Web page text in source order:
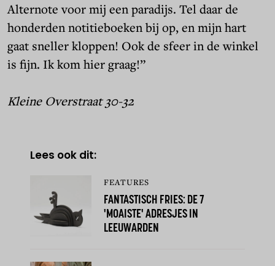
Alternote voor mij een paradijs. Tel daar de
honderden notitieboeken bij op, en mijn hart
gaat sneller kloppen! Ook de sfeer in de winkel
is fijn. Ik kom hier graag!”
Kleine Overstraat 30-32
Lees ook dit:
FEATURES
FANTASTISCH FRIES: DE 7
'MOAISTE' ADRESJES IN
LEEUWARDEN